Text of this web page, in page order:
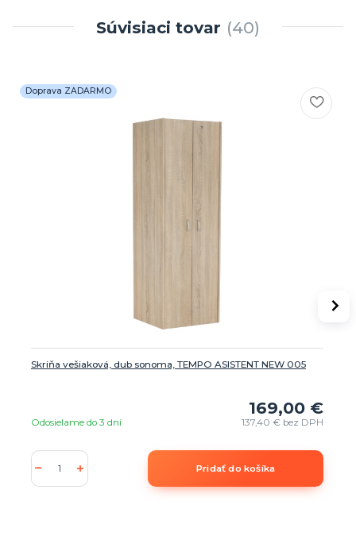
Súvisiaci tovar 40
Doprava ZADARMO
Skriňa vešiaková, dub sonoma, TEMPO ASISTENT NEW 005
169,00 €
137,40 € bez DPH
Odosielame do 3 dní
Pridať do košíka